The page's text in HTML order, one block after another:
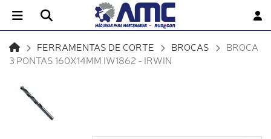
FERRAMENTAS DE CORTE BROCAS
BROCA
3 PONTAS 160X14MM IW1862 - IRWIN